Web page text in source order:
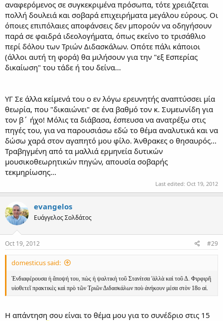
αναφερόμενος σε συγκεκριμένα πρόσωπα, τότε χρειάζεται
πολλή δουλειά και σοβαρά επιχειρήματα μεγάλου εύρους. Οι
όποιες επιπόλαιες αποφάνσεις δεν μπορούν να οδηγήσουν
παρά σε φαιδρά ιδεολογήματα, όπως εκείνο το τρισάθλιο
περί δόλου των Τριών Διδασκάλων. Οπότε πάλι κάποιοι
(άλλοι αυτή τη φορά) θα μιλήσουν για την "εξ Εσπερίας
δικαίωση" του τάδε ή του δείνα...
ΥΓ Σε άλλα κείμενά του ο εν λόγω ερευνητής αναπτύσσει μία
θεωρία, που "δικαιώνει" σε ένα βαθμό τον κ. Συμεωνίδη για
τον β΄ ήχο! Μόλις τα διάβασα, έσπευσα να ανατρέξω στις
πηγές του, για να παρουσιάσω εδώ το θέμα αναλυτικά και να
δώσω χαρά στον αγαπητό μου φίλο. Άνθρακες ο θησαυρός...
Τραβηγμένη από τα μαλλιά ερμηνεία δυτικών
μουσικοθεωρητικών πηγών, απουσία σοβαρής
τεκμηρίωσης...
Last edited: Oct 19, 2012
evangelos
Ευάγγελος Σολδάτος
Oct 19, 2012 #29
domesticus said:
Ἐνδιαφέρουσα ἡ ἄποψή του, πὼς ἡ ψαλτικὴ τοῦ Στανίτσα 'ἀλλὰ καὶ τοῦ Δ. Φιρφιρῆ
υἱοθετεῖ πρακτικὲς καὶ πρὸ τῶν Τριῶν Διδασκάλων ποὺ ἀνήκουν μέσα στὸν 18ο αἰ.
Η απάντηση σου είναι το θέμα μου για το συνέδριο στις 15